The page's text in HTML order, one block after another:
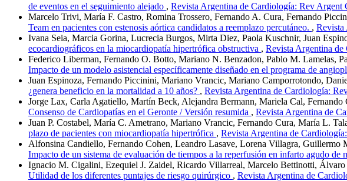
de eventos en el seguimiento alejado , Revista Argentina de Cardiología: Rev
Marcelo Trivi, María F. Castro, Romina Trossero, Fernando A. Cura, Fernando
Team en pacientes con estenosis aórtica candidatos a reemplazo percutáneo. ,
Ivana Seia, Marcia Gorina, Lucrecia Burgos, Mirta Diez, Paola Kuschnir, Juan
ecocardiográficos en la miocardiopatía hipertrófica obstructiva , Revista Argentina
Federico Liberman, Fernando O. Botto, Mariano N. Benzadon, Pablo M. Lamelas,
Impacto de un modelo asistencial específicamente diseñado en el programa de
Juan Espinoza, Fernando Piccinini, Mariano Vrancic, Mariano Camporrotondo,
¿genera beneficio en la mortalidad a 10 años? , Revista Argentina de Cardiología:
Jorge Lax, Carla Agatiello, Martín Beck, Alejandra Bermann, Mariela Cal,
Consenso de Cardiopatías en el Geronte / Versión resumida , Revista Argentina de
Juan P. Costabel, María C. Ametrano, Mariano Vrancic, Fernando Cura, María L.
plazo de pacientes con miocardiopatía hipertrófica , Revista Argentina de
Alfonsina Candiello, Fernando Cohen, Leandro Lasave, Lorena Villagra,
Impacto de un sistema de evaluación de tiempos a la reperfusión en infarto agudo
Ignacio M. Cigalini, Ezequiel J. Zaidel, Ricardo Villarreal, Marcelo Bettinotti, Álvaro
Utilidad de los diferentes puntajes de riesgo quirúrgico , Revista Argentina de